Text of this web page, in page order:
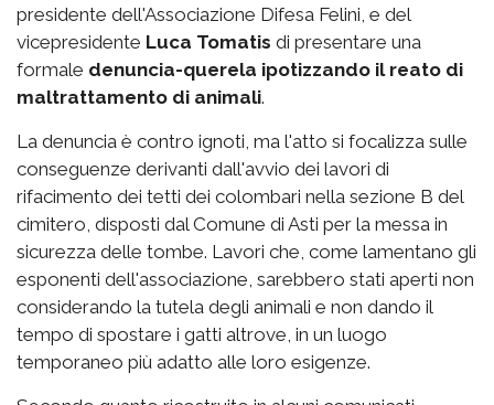
presidente dell'Associazione Difesa Felini, e del
vicepresidente Luca Tomatis di presentare una
formale denuncia-querela ipotizzando il reato di
maltrattamento di animali.
La denuncia è contro ignoti, ma l'atto si focalizza sulle
conseguenze derivanti dall'avvio dei lavori di
rifacimento dei tetti dei colombari nella sezione B del
cimitero, disposti dal Comune di Asti per la messa in
sicurezza delle tombe. Lavori che, come lamentano gli
esponenti dell'associazione, sarebbero stati aperti non
considerando la tutela degli animali e non dando il
tempo di spostare i gatti altrove, in un luogo
temporaneo più adatto alle loro esigenze.